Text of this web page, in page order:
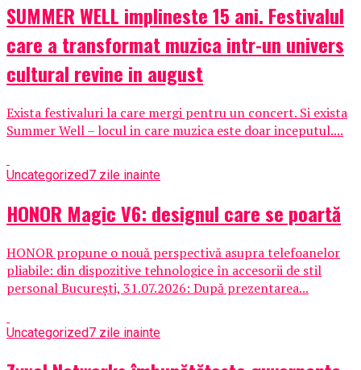
SUMMER WELL implineste 15 ani. Festivalul
care a transformat muzica intr-un univers
cultural revine in august
Exista festivaluri la care mergi pentru un concert. Si exista
Summer Well – locul in care muzica este doar inceputul....
Uncategorized7 zile inainte
HONOR Magic V6: designul care se poartă
HONOR propune o nouă perspectivă asupra telefoanelor
pliabile: din dispozitive tehnologice în accesorii de stil
personal București, 31.07.2026: După prezentarea...
Uncategorized7 zile inainte